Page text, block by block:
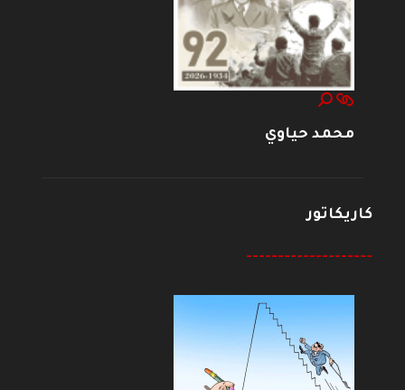
محمد حياوي
كاريكاتور
--------------------